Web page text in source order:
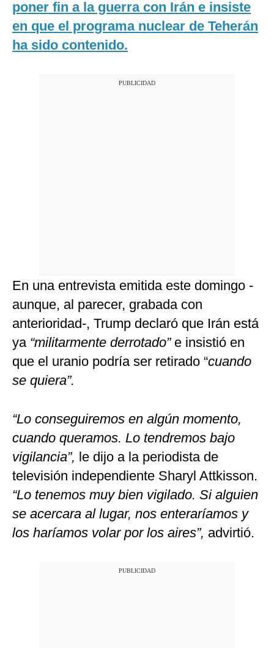
poner fin a la guerra con Irán e insiste
en que el programa nuclear de Teherán
ha sido contenido.
En una entrevista emitida este domingo -
aunque, al parecer, grabada con
anterioridad-, Trump declaró que Irán está
ya “militarmente derrotado”e insistió en
que el uranio podría ser retirado “cuando
se quiera”.
“Lo conseguiremos en algún momento,
cuando queramos. Lo tendremos bajo
vigilancia”, le dijo a la periodista de
televisión independiente Sharyl Attkisson.
“Lo tenemos muy bien vigilado. Si alguien
se acercara al lugar, nos enteraríamos y
los haríamos volar por los aires”, advirtió.